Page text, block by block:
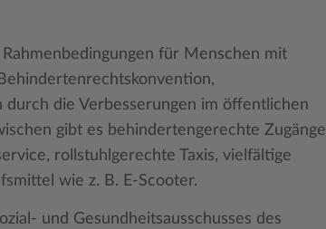
für Menschen mit
durch die Verbesserungen im öffentlichen
gibt es behindertengerechte Zugänge
rollstuhlgerechte Taxis, vielfältige
wie z. B. E-Scooter.
und Gesundheitsausschusses des